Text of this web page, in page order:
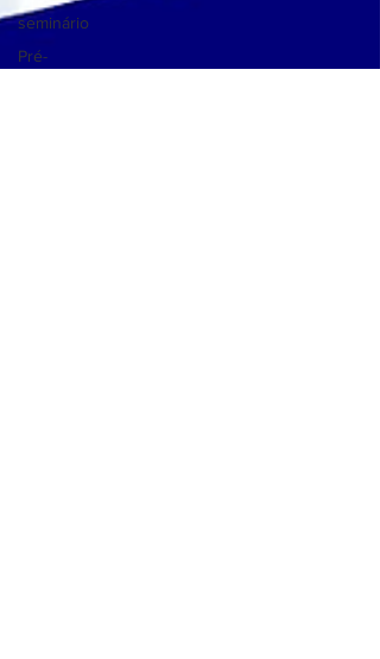
seminário
Pré-
Olímpico: